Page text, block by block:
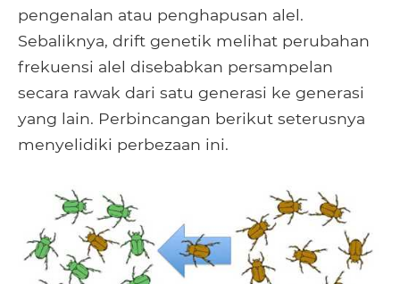
pengenalan atau penghapusan alel.
Sebaliknya, drift genetik melihat perubahan
frekuensi alel disebabkan persampelan
secara rawak dari satu generasi ke generasi
yang lain. Perbincangan berikut seterusnya
menyelidiki perbezaan ini.